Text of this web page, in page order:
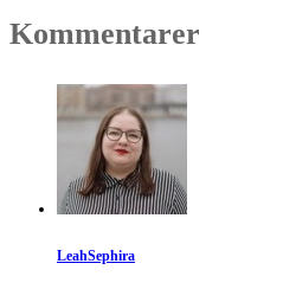
Kommentarer
LeahSephira